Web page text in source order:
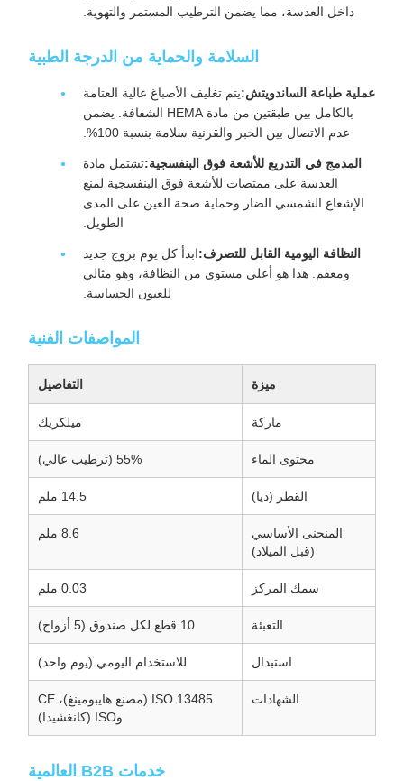
داخل العدسة، مما يضمن الترطيب المستمر والتهوية.
السلامة والحماية من الدرجة الطبية
عملية طباعة الساندويتش:يتم تغليف الأصباغ عالية العتامة
بالكامل بين طبقتين من مادة HEMA الشفافة. يضمن
عدم الاتصال بين الحبر والقرنية سلامة بنسبة 100%.
المدمج في التدريع للأشعة فوق البنفسجية:تشتمل مادة
العدسة على ممتصات للأشعة فوق البنفسجية لمنع
الإشعاع الشمسي الضار وحماية صحة العين على المدى
الطويل.
النظافة اليومية القابل للتصرف:ابدأ كل يوم بزوج جديد
ومعقم. هذا هو أعلى مستوى من النظافة، وهو مثالي
للعيون الحساسة.
المواصفات الفنية
ميزة التفاصيل
ماركة ميلكريك
محتوى الماء 55% (ترطيب عالي)
القطر (ديا) 14.5 ملم
المنحنى الأساسي
(قبل الميلاد)
8.6 ملم
سمك المركز 0.03 ملم
التعبئة 10 قطع لكل صندوق (5 أزواج)
استبدال للاستخدام اليومي (يوم واحد)
الشهادات
ISO 13485 (مصنع هايبومينغ)، CE
وISO (كانغشيدا)
خدمات B2B العالمية